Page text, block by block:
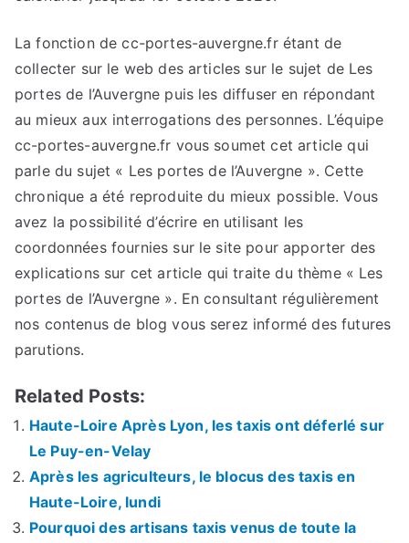
La fonction de cc-portes-auvergne.fr étant de
collecter sur le web des articles sur le sujet de Les
portes de l’Auvergne puis les diffuser en répondant
au mieux aux interrogations des personnes. L’équipe
cc-portes-auvergne.fr vous soumet cet article qui
parle du sujet « Les portes de l’Auvergne ». Cette
chronique a été reproduite du mieux possible. Vous
avez la possibilité d’écrire en utilisant les
coordonnées fournies sur le site pour apporter des
explications sur cet article qui traite du thème « Les
portes de l’Auvergne ». En consultant régulièrement
nos contenus de blog vous serez informé des futures
parutions.
Related Posts:
Haute-Loire Après Lyon, les taxis ont déferlé sur
Le Puy-en-Velay
Après les agriculteurs, le blocus des taxis en
Haute-Loire, lundi
Pourquoi des artisans taxis venus de toute la